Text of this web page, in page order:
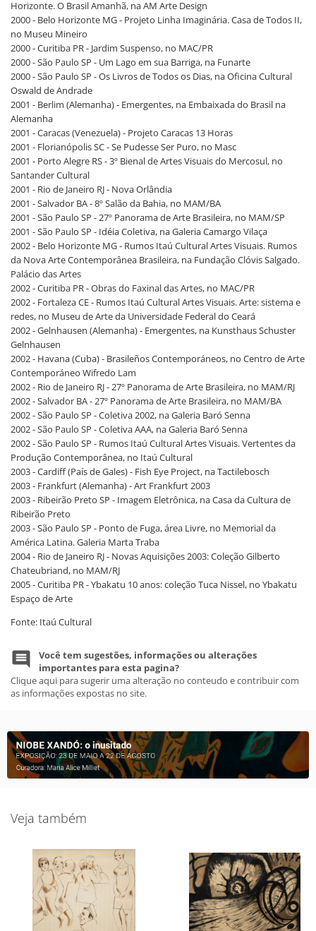
Horizonte. O Brasil Amanhã, na AM Arte Design
2000 - Belo Horizonte MG - Projeto Linha Imaginária. Casa de Todos II,
no Museu Mineiro
2000 - Curitiba PR - Jardim Suspenso, no MAC/PR
2000 - São Paulo SP - Um Lago em sua Barriga, na Funarte
2000 - São Paulo SP - Os Livros de Todos os Dias, na Oficina Cultural
Oswald de Andrade
2001 - Berlim (Alemanha) - Emergentes, na Embaixada do Brasil na
Alemanha
2001 - Caracas (Venezuela) - Projeto Caracas 13 Horas
2001 - Florianópolis SC - Se Pudesse Ser Puro, no Masc
2001 - Porto Alegre RS - 3º Bienal de Artes Visuais do Mercosul, no
Santander Cultural
2001 - Rio de Janeiro RJ - Nova Orlândia
2001 - Salvador BA - 8º Salão da Bahia, no MAM/BA
2001 - São Paulo SP - 27º Panorama de Arte Brasileira, no MAM/SP
2001 - São Paulo SP - Idéia Coletiva, na Galeria Camargo Vilaça
2002 - Belo Horizonte MG - Rumos Itaú Cultural Artes Visuais. Rumos
da Nova Arte Contemporânea Brasileira, na Fundação Clóvis Salgado.
Palácio das Artes
2002 - Curitiba PR - Obras do Faxinal das Artes, no MAC/PR
2002 - Fortaleza CE - Rumos Itaú Cultural Artes Visuais. Arte: sistema e
redes, no Museu de Arte da Universidade Federal do Ceará
2002 - Gelnhausen (Alemanha) - Emergentes, na Kunsthaus Schuster
Gelnhausen
2002 - Havana (Cuba) - Brasileños Contemporáneos, no Centro de Arte
Contemporáneo Wifredo Lam
2002 - Rio de Janeiro RJ - 27º Panorama de Arte Brasileira, no MAM/RJ
2002 - Salvador BA - 27º Panorama de Arte Brasileira, no MAM/BA
2002 - São Paulo SP - Coletiva 2002, na Galeria Baró Senna
2002 - São Paulo SP - Coletiva AAA, na Galeria Baró Senna
2002 - São Paulo SP - Rumos Itaú Cultural Artes Visuais. Vertentes da
Produção Contemporânea, no Itaú Cultural
2003 - Cardiff (País de Gales) - Fish Eye Project, na Tactilebosch
2003 - Frankfurt (Alemanha) - Art Frankfurt 2003
2003 - Ribeirão Preto SP - Imagem Eletrônica, na Casa da Cultura de
Ribeirão Preto
2003 - São Paulo SP - Ponto de Fuga, área Livre, no Memorial da
América Latina. Galeria Marta Traba
2004 - Rio de Janeiro RJ - Novas Aquisições 2003: Coleção Gilberto
Chateubriand, no MAM/RJ
2005 - Curitiba PR - Ybakatu 10 anos: coleção Tuca Nissel, no Ybakatu
Espaço de Arte
Fonte: Itaú Cultural
Você tem sugestões, informações ou alterações
importantes para esta pagina?
Clique aqui para sugerir uma alteração no conteudo e contribuir com
as informações expostas no site.
Veja também